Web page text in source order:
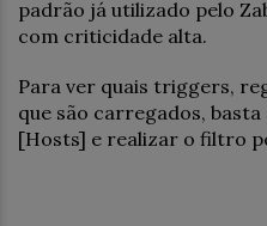
padrão já utilizado pelo
com criticidade alta.
Para ver quais triggers,
que são carregados,
[Hosts] e realizar o filtro